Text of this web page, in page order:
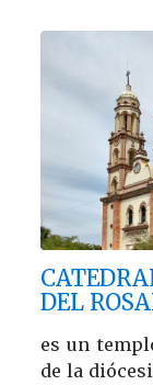
DEL
es un
de la